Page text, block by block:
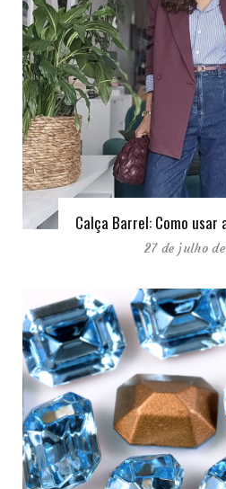
Calça Barrel: Como
27 de julho